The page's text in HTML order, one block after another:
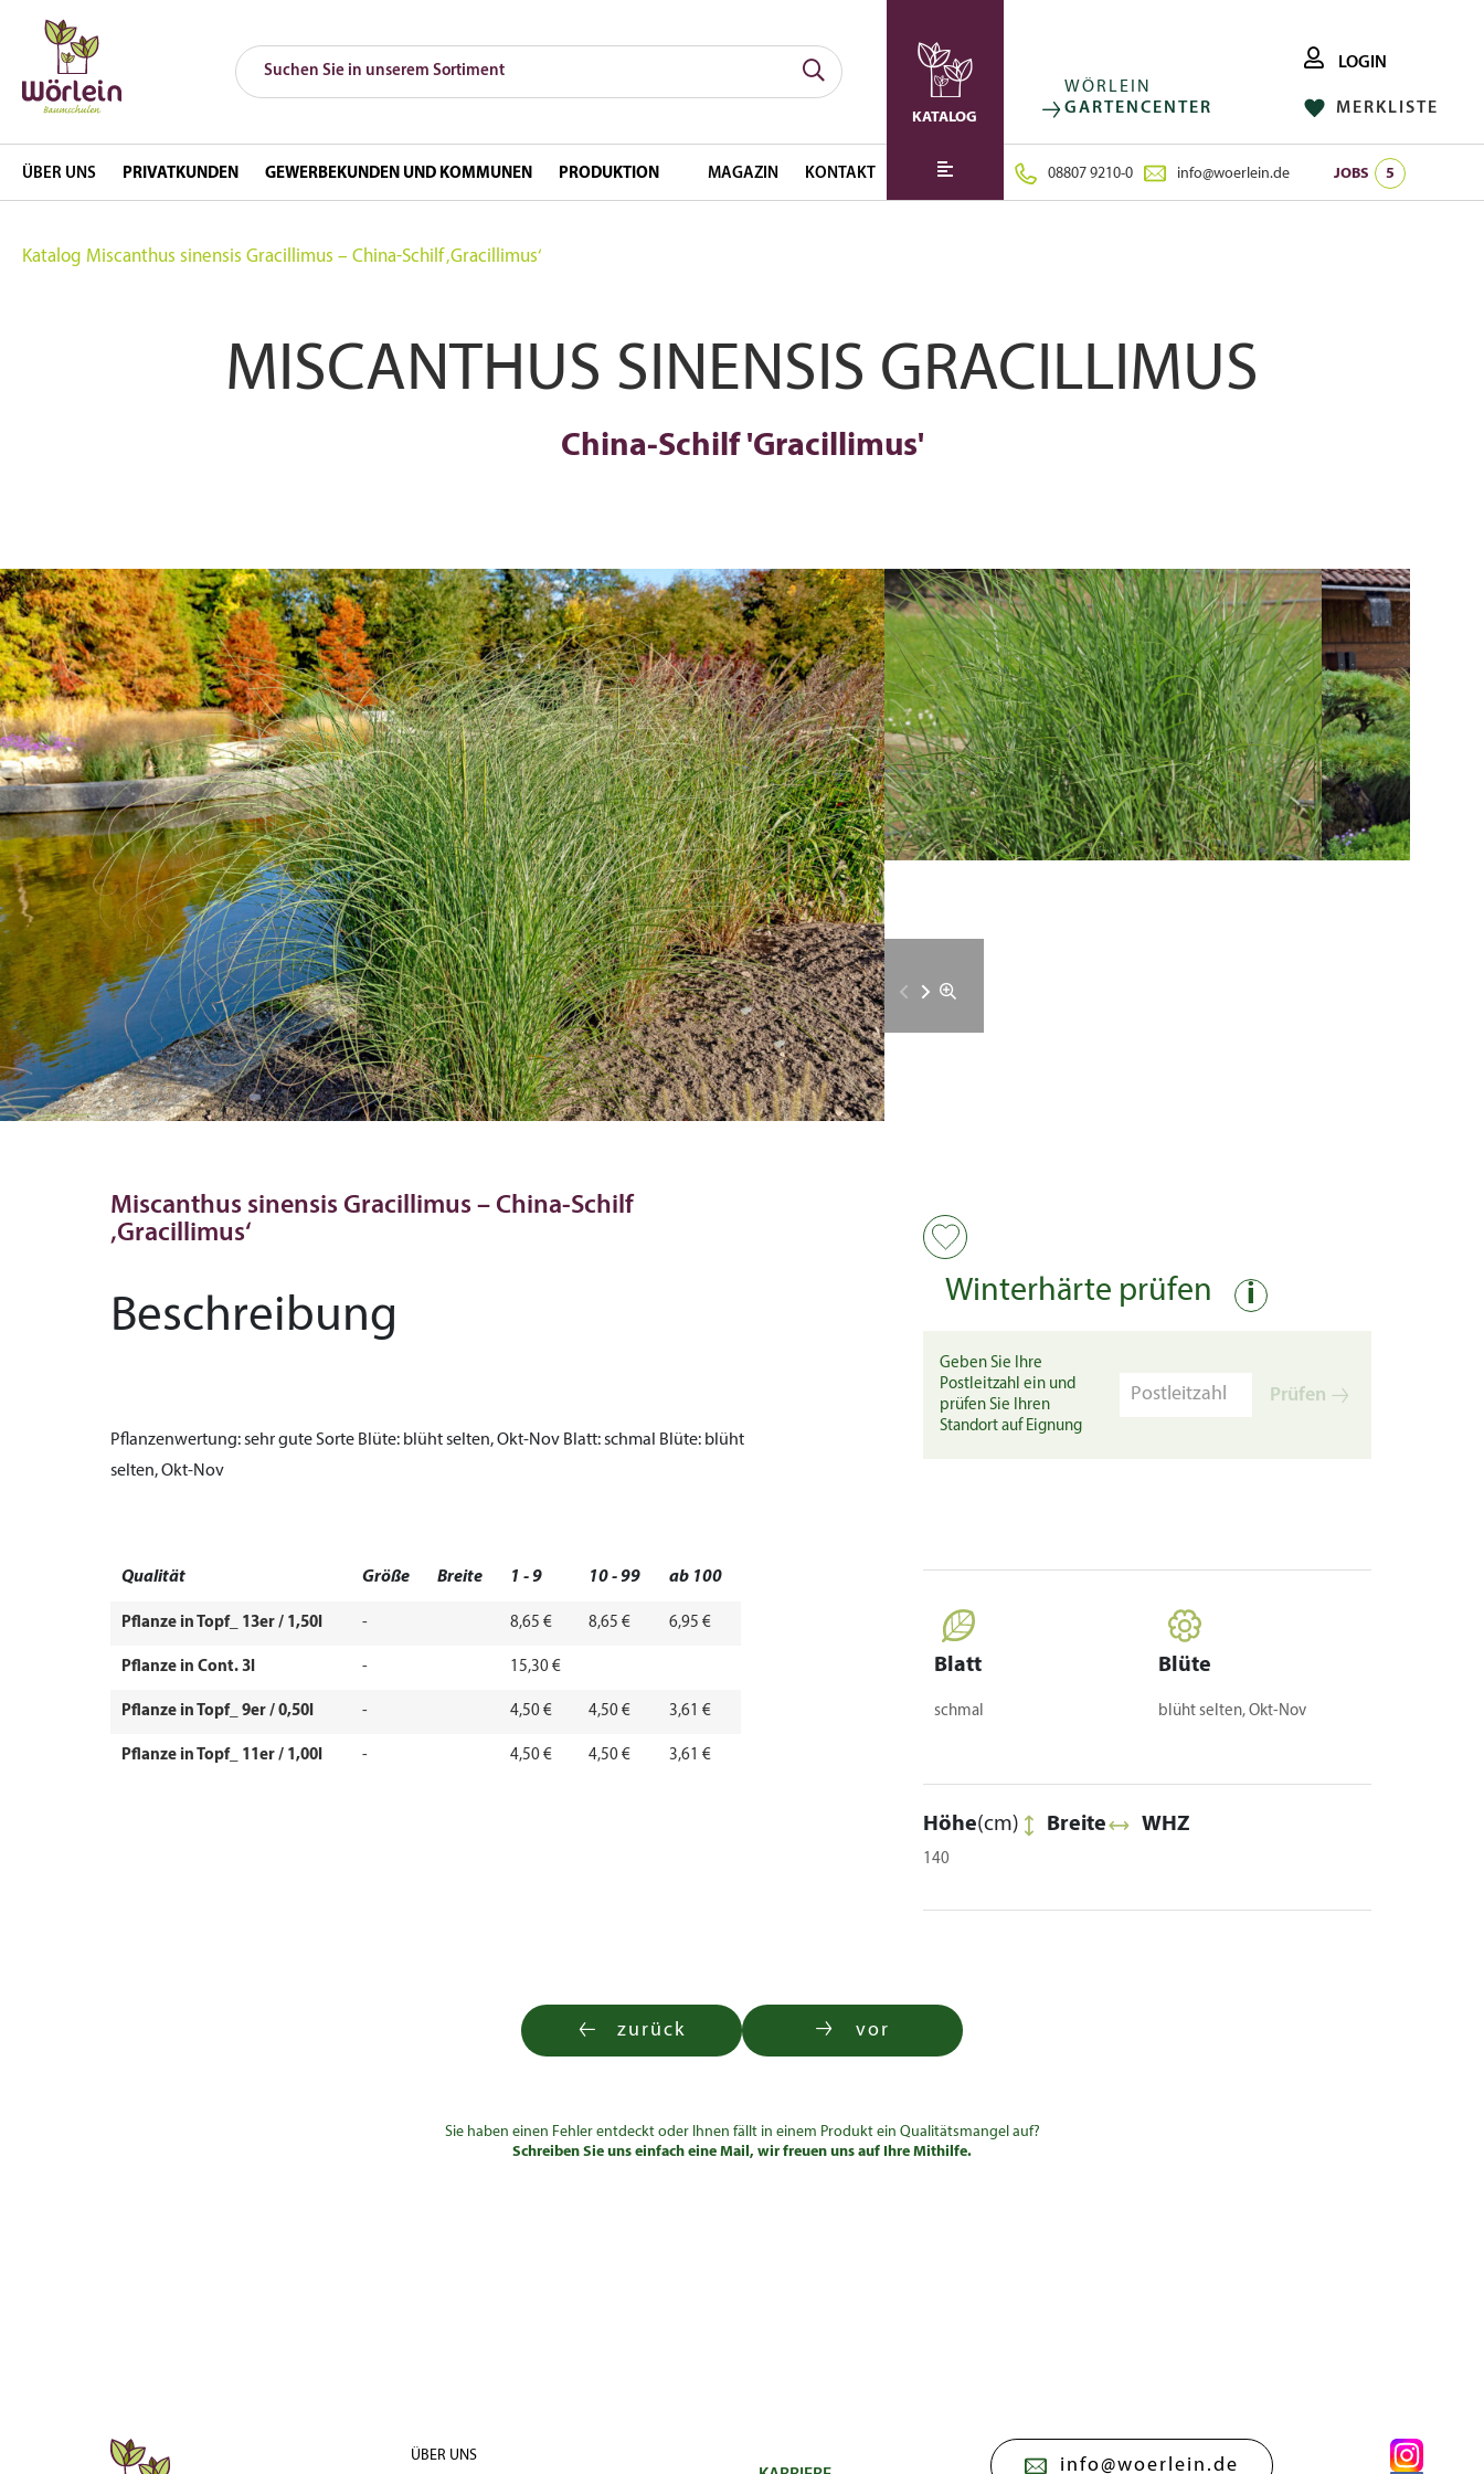
KATALOG
ÜBER UNS PRIVATKUNDEN GEWERBEKUNDEN UND KOMMUNEN PRODUKTION MAGAZIN KONTAKT
WÖRLEIN
GARTENCENTER
LOGIN
MERKLISTE
08807 9210-0 info@woerlein.de JOBS 5
FOLGE UNS AUF: INSTAGRAM FACEBOOK
Katalog Miscanthus sinensis Gracillimus – China-Schilf ‚Gracillimus‘
MISCANTHUS SINENSIS GRACILLIMUS
China-Schilf 'Gracillimus'
Miscanthus sinensis Gracillimus – China-Schilf
‚Gracillimus‘
Beschreibung
Pflanzenwertung:sehr gute Sorte Blüte: blüht selten, Okt-Nov Blatt:schmal Blüte: blüht
selten, Okt-Nov
Qualität Größe Breite 1 - 9 10 - 99 ab 100
Pflanze in Topf_ 13er / 1,50l - 8,65 € 8,65 € 6,95 €
Pflanze in Cont. 3l - 15,30 €
Pflanze in Topf_ 9er / 0,50l - 4,50 € 4,50 € 3,61 €
Pflanze in Topf_ 11er / 1,00l - 4,50 € 4,50 € 3,61 €
Winterhärte prüfen i
Geben Sie Ihre
Postleitzahl ein und
prüfen Sie Ihren
Standort auf Eignung
Prüfen
Blatt
schmal
Blüte
blüht selten, Okt-Nov
Höhe(cm)
140
Breite WHZ
zurück vor
Sie haben einen Fehler entdeckt oder Ihnen fällt in einem Produkt ein Qualitätsmangel auf?
Schreiben Sie uns einfach eine Mail, wir freuen uns auf Ihre Mithilfe.
ÜBER UNS info@woerlein.de